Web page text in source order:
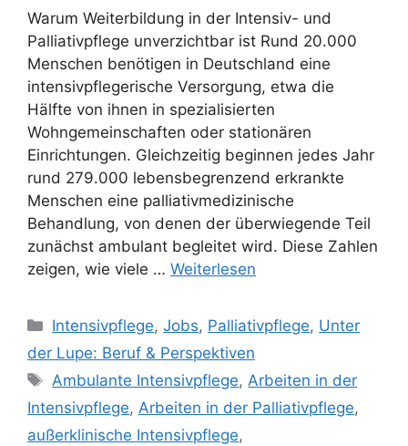
Warum Weiterbildung in der Intensiv- und
Palliativpflege unverzichtbar ist Rund 20.000
Menschen benötigen in Deutschland eine
intensivpflegerische Versorgung, etwa die
Hälfte von ihnen in spezialisierten
Wohngemeinschaften oder stationären
Einrichtungen. Gleichzeitig beginnen jedes Jahr
rund 279.000 lebensbegrenzend erkrankte
Menschen eine palliativmedizinische
Behandlung, von denen der überwiegende Teil
zunächst ambulant begleitet wird. Diese Zahlen
zeigen, wie viele … Weiterlesen
Intensivpflege,Jobs, Palliativpflege, Unter
der Lupe: Beruf & Perspektiven
Ambulante Intensivpflege, Arbeiten in der
Intensivpflege, Arbeiten in der Palliativpflege,
außerklinische Intensivpflege,